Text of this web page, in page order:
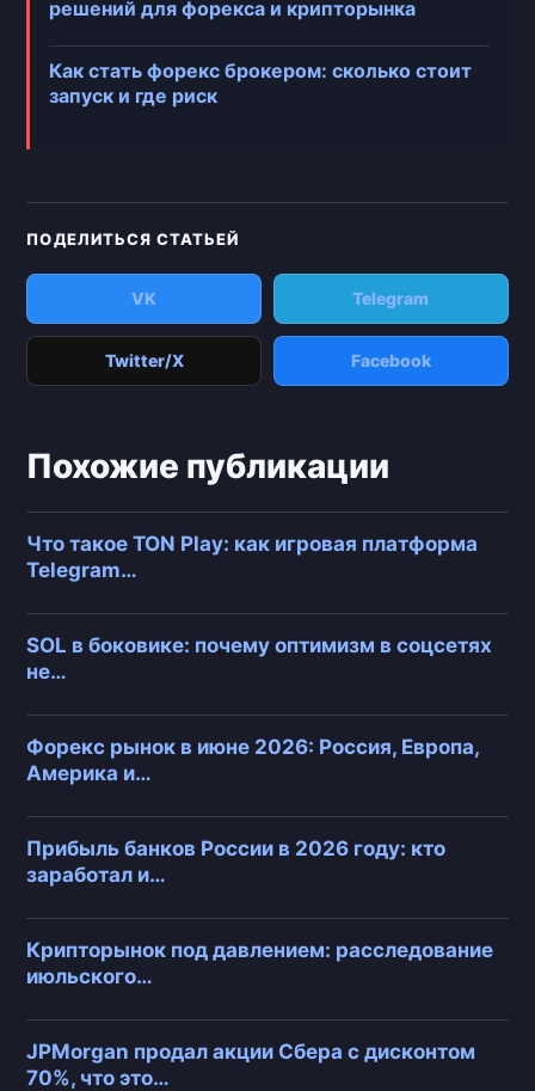
решений для форекса и крипторынка
Как стать форекс брокером: сколько стоит
запуск и где риск
ПОДЕЛИТЬСЯ СТАТЬЕЙ
VK Telegram
Twitter/X Facebook
Похожие публикации
Что такое TON Play: как игровая платформа
Telegram…
SOL в боковике: почему оптимизм в соцсетях
не…
Форекс рынок в июне 2026: Россия, Европа,
Америка и…
Прибыль банков России в 2026 году: кто
заработал и…
Крипторынок под давлением: расследование
июльского…
JPMorgan продал акции Сбера с дисконтом
70%, что это…